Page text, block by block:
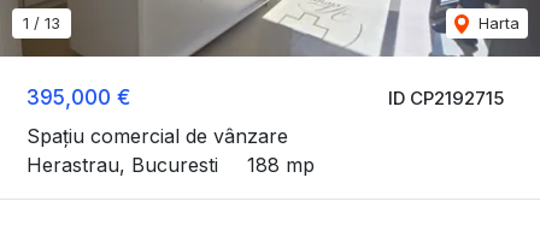
ID CP2192715
395,000 €
Spațiu comercial de vânzare
Herastrau, Bucuresti
188 mp
1 / 13 Harta